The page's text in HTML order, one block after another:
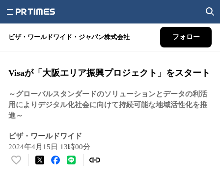
ビザ・ワールドワイド・ジャパン株式会社 フォロー
Visaが「大阪エリア振興プロジェクト」をスタート
～グローバルスタンダードのソリューションとデータの利活
用によりデジタル化社会に向けて持続可能な地域活性化を推
進～
ビザ・ワールドワイド
2024年4月15日 13時00分
い